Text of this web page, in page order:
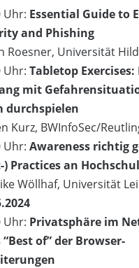
Uhr: Essential Guide to
and Phishing
Roesner, Universität
Uhr: Tabletop Exercises:
mit
durchspielen
Kurz, BWInfoSec/
Uhr: Awareness richtig
) Practices an
Wöllhaf, Universität
Uhr: Privatsphäre im
“Best of” der Browser-